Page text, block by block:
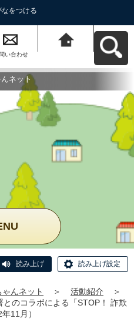
をつける
い合わせ
ットへ戻る
ネット
読み上げ 読み上げ設定
んネット ＞ 活動紹介
＞
とのコラボによる「STOP！ 詐欺
11月）